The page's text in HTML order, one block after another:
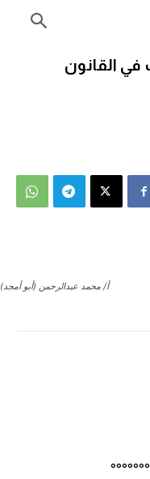
القانون
أ/ محمد عبدالرحمن (أبو أمجد)